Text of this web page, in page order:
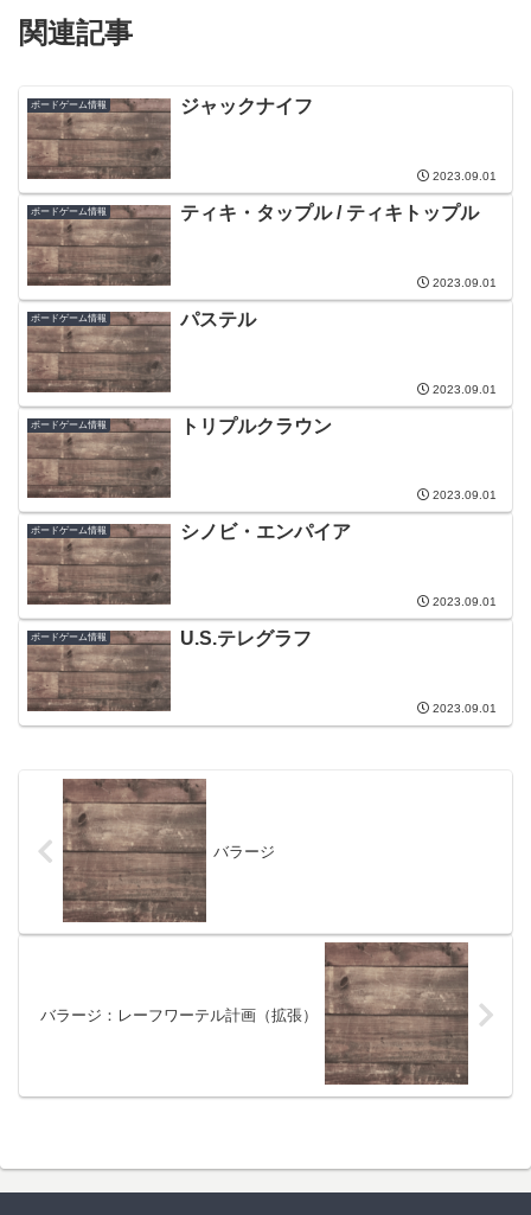
関連記事
ボードゲーム情報 ジャックナイフ
2023.09.01
ボードゲーム情報 ティキ・タップル / ティキトップル
2023.09.01
ボードゲーム情報 パステル
2023.09.01
ボードゲーム情報 トリプルクラウン
2023.09.01
ボードゲーム情報 シノビ・エンパイア
2023.09.01
ボードゲーム情報 U.S.テレグラフ
2023.09.01
バラージ
バラージ：レーフワーテル計画（拡張）